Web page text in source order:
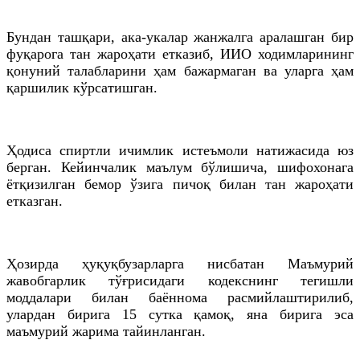
Бундан ташқари, ака-укалар жанжалга аралашган бир
фуқарога тан жароҳати етказиб, ИИО ходимларининг
қонуний талабларини ҳам бажармаган ва уларга ҳам
қаршилик кўрсатишган.
Ҳодиса спиртли ичимлик истеъмоли натижасида юз
берган. Кейинчалик маълум бўлишича, шифохонага
ётқизилган бемор ўзига пичоқ билан тан жароҳати
етказган.
Ҳозирда ҳуқуқбузарларга нисбатан Маъмурий
жавобгарлик тўғрисидаги кодекснинг тегишли
моддалари билан баённома расмийлаштирилиб,
улардан бирига 15 сутка қамоқ, яна бирига эса
маъмурий жарима тайинланган.